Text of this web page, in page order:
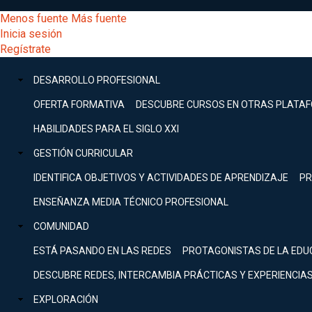
al
contenido
principal
[Educarchile
Escritorio]
Menú
entrar
mi
Menos fuente Más fuente
Inicia sesión
Regístrate
Menú
principal
DESARROLLO PROFESIONAL
OFERTA FORMATIVA DESCUBRE CURSOS EN OTRAS
HABILIDADES PARA EL SIGLO XXI
GESTIÓN CURRICULAR
IDENTIFICA OBJETIVOS Y ACTIVIDADES DE APRENDIZAJE
ENSEÑANZA MEDIA TÉCNICO PROFESIONAL
COMUNIDAD
ESTÁ PASANDO EN LAS REDES PROTAGONISTAS DE LA
DESCUBRE REDES, INTERCAMBIA PRÁCTICAS Y EXPERIENCIAS
EXPLORACIÓN
Buscar
Menú
principal
DESARROLLO
Expand
GESTIÓN
Expand
COMUNIDAD
Expand
EXPLORACIÓN
[Educarchile
Inicia